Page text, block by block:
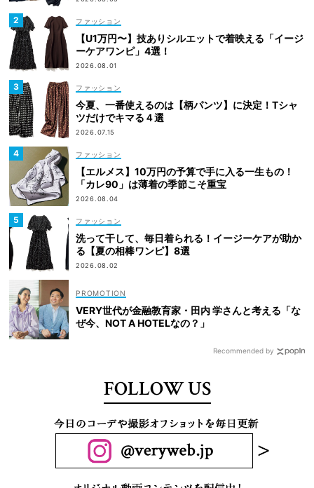
ファッション
【U1万円〜】技ありシルエットで着映える「イージ
ーケアワンピ」4選！
2026.08.01
ファッション
今夏、一番使えるのは【柄パンツ】に決定！Tシャ
ツだけでキマる４選
2026.07.15
ファッション
【エルメス】10万円の予算で手に入る一生もの！
「カレ90」は薄着の季節こそ重宝
2026.08.04
ファッション
洗って干して、毎日着られる！イージーケアが助か
る【夏の相棒ワンピ】8選
2026.08.02
VERY世代が金融教育家・田内 学さんと考える「な
ぜ今、NOT A HOTELなの？」
Recommended by
FOLLOW US